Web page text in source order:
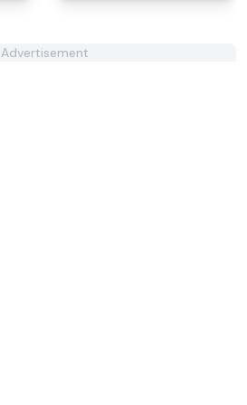
Advertisement